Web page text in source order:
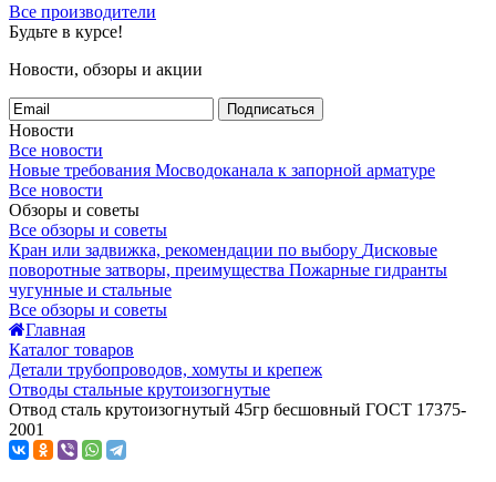
Все производители
Будьте в курсе!
Новости, обзоры и акции
Подписаться
Новости
Все новости
Новые требования Мосводоканала к запорной арматуре
Все новости
Обзоры и советы
Все обзоры и советы
Кран или задвижка, рекомендации по выбору Дисковые
поворотные затворы, преимущества Пожарные гидранты
чугунные и стальные
Все обзоры и советы
Главная
Каталог товаров
Детали трубопроводов, хомуты и крепеж
Отводы стальные крутоизогнутые
Отвод сталь крутоизогнутый 45гр бесшовный ГОСТ 17375-
2001